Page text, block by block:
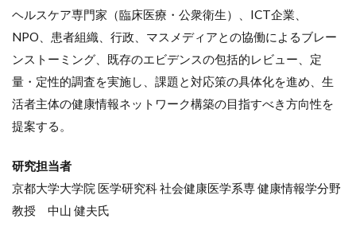
ヘルスケア専門家（臨床医療・公衆衛生）、ICT企業、
NPO、患者組織、行政、マスメディアとの協働によるブレー
ンストーミング、既存のエビデンスの包括的レビュー、定
量・定性的調査を実施し、課題と対応策の具体化を進め、生
活者主体の健康情報ネットワーク構築の目指すべき方向性を
提案する。
研究担当者
京都大学大学院 医学研究科 社会健康医学系専 健康情報学分野
教授 中山 健夫氏